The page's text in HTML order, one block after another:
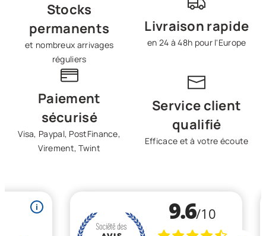
Stocks
permanents
et nombreux arrivages
réguliers
Livraison rapide
en 24 à 48h pour l'Europe
Paiement
sécurisé
Visa, Paypal, PostFinance,
Virement, Twint
Service client
qualifié
Efficace et à votre écoute